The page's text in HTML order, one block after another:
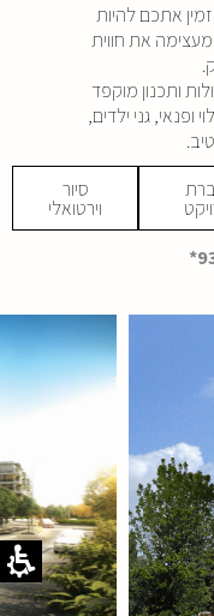
אתכם להיות
את חווית
גדולות ותכנון מוקפד
גני ילדים,
סיור
וירטואלי